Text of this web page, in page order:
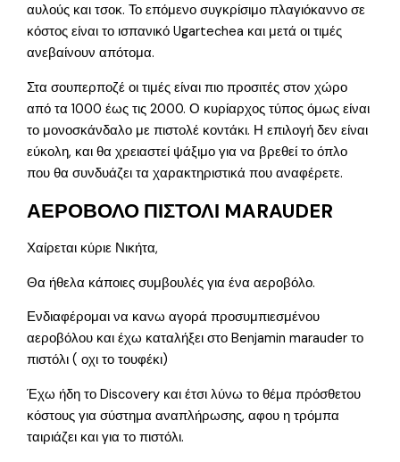
αυλούς και τσοκ. Το επόμενο συγκρίσιμο πλαγιόκαννο σε
κόστος είναι το ισπανικό Ugartechea και μετά οι τιμές
ανεβαίνουν απότομα.
Στα σουπερποζέ οι τιμές είναι πιο προσιτές στον χώρο
από τα 1000 έως τις 2000. Ο κυρίαρχος τύπος όμως είναι
το μονοσκάνδαλο με πιστολέ κοντάκι. Η επιλογή δεν είναι
εύκολη, και θα χρειαστεί ψάξιμο για να βρεθεί το όπλο
που θα συνδυάζει τα χαρακτηριστικά που αναφέρετε.
ΑΕΡΟΒΟΛΟ ΠΙΣΤΟΛΙ MARAUDER
Χαίρεται κύριε Νικήτα,
Θα ήθελα κάποιες συμβουλές για ένα αεροβόλο.
Ενδιαφέρομαι να κανω αγορά προσυμπιεσμένου
αεροβόλου και έχω καταλήξει στο Benjamin marauder το
πιστόλι ( οχι το τουφέκι)
Έχω ήδη το Discovery και έτσι λύνω το θέμα πρόσθετου
κόστους για σύστημα αναπλήρωσης, αφου η τρόμπα
ταιριάζει και για το πιστόλι.